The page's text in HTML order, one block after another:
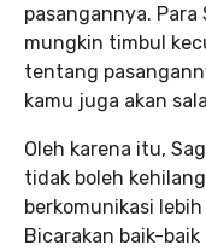
pasangannya. Para
mungkin timbul
tentang
kamu juga akan
Oleh karena itu,
tidak boleh
berkomunikasi lebih
Bicarakan baik-